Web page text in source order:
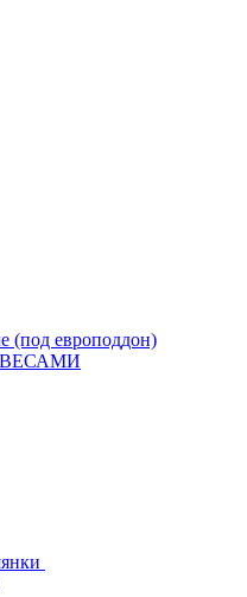
(под европоддон)
ВЕСАМИ